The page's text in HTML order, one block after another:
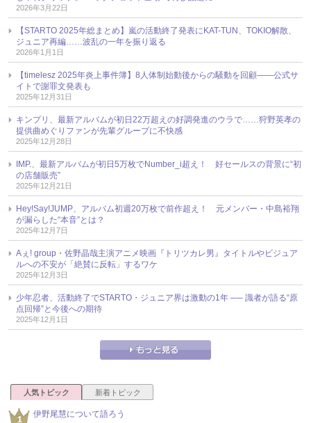
2026年3月22日
【STARTO 2025年総まとめ】嵐の活動終了発表にKAT-TUN、TOKIO解散、
ジュニア再編……波乱の一年を振り返る
2026年1月1日
【timelesz 2025年炎上事件簿】8人体制始動後からの騒動を回顧――公式サ
イトで謝罪文発表も
2025年12月31日
キンプリ、最新アルバムが初日22万超えの好調発進のウラで……狩野英孝の
提供曲めぐりファンが先輩グループに不快感
2025年12月28日
IMP.、最新アルバムが初日5万枚でNumber_i超え！ 好セールスの背景に“初
の店舗販売”
2025年12月21日
Hey!Say!JUMP、アルバム初週20万枚で前作超え！ 元メンバー・中島裕翔
が漏らした“本音”とは？
2025年12月7日
Aぇ! group・佐野晶哉主演アニメ映画『トリツカレ男』タイトルやビジュア
ルへの不安が「絶賛に反転」するワケ
2025年12月3日
少年忍者、活動終了でSTARTO・ジュニア界は激動の1年 ── 識者が語る“原
点回帰”と今後への期待
2025年12月1日
人気トピック 新着トピック
伊野尾慧について語ろう